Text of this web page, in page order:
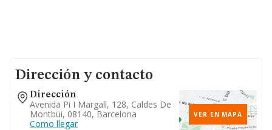
Dirección y contacto
Dirección
Avenida Pi I Margall, 128, Caldes De
Montbui, 08140, Barcelona
Como llegar
VER EN MAPA